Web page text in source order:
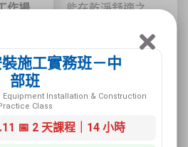
作場
能在乾淨舒適之
善環境與提升工
作效率兩者兼
者及員工之真正
本公司依據各類
施工實務班－中
部班
Installation & Construction
Class
📅 2 天課程｜14 小時